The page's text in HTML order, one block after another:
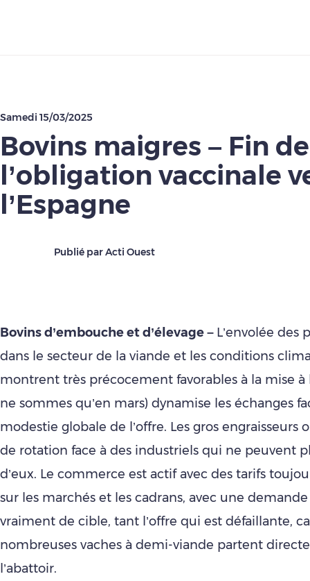
Samedi 15/03/2025
Bovins maigres – Fin de
l’obligation vaccinale
l’Espagne
Publié par Acti Ouest
Bovins d’embouche et d’élevage – L’envolée des
dans le secteur de la viande et les conditions
montrent très précocement favorables à la mise à
ne sommes qu’en mars) dynamise les échanges
modestie globale de l’offre. Les gros engraisseurs
de rotation face à des industriels qui ne peuvent
d’eux. Le commerce est actif avec des tarifs
sur les marchés et les cadrans, avec une demande
vraiment de cible, tant l’offre qui est défaillante,
nombreuses vaches à demi-viande partent
l’abattoir.